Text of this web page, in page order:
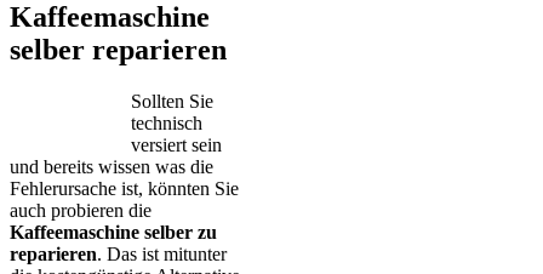
Kaffeemaschine
selber reparieren
Sollten Sie
technisch
versiert sein
und bereits wissen was die
Fehlerursache ist, könnten Sie
auch probieren die
Kaffeemaschine selber zu
reparieren. Das ist mitunter